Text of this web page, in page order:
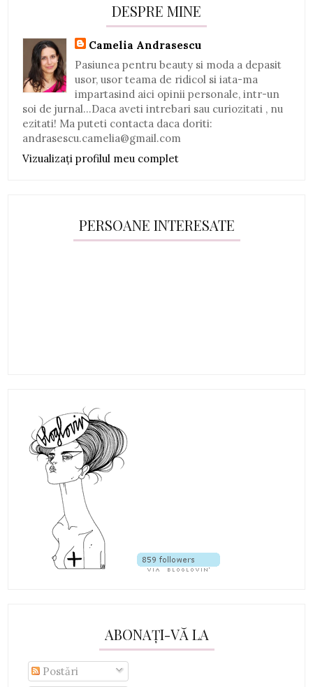
DESPRE MINE
Camelia Andrasescu
Pasiunea pentru beauty si moda a depasit
usor, usor teama de ridicol si iata-ma
impartasind aici opinii personale, intr-un
soi de jurnal...Daca aveti intrebari sau curiozitati , nu
ezitati! Ma puteti contacta daca doriti:
andrasescu.camelia@gmail.com
Vizualizați profilul meu complet
PERSOANE INTERESATE
ABONAȚI-VĂ LA
Postări